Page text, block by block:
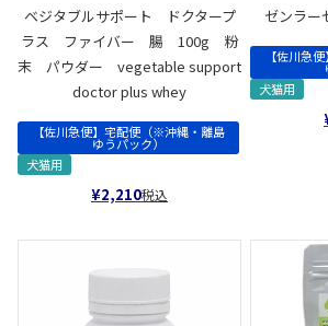
ベジタブルサポート ドクタープ
ラス ファイバー 腸 100g 粉
末 パウダー vegetable support
doctor plus whey
【佐川急便】宅配便（※沖縄・離島
ゆうパック）
犬猫用
¥2,210税込
ゼンラー
【佐川急
犬猫用